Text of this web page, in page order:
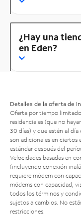
¿Hay una
en Eden?
Detalles de la oferta de
Oferta por tiempo
residenciales (que no
30 días) y que estén al
son adicionales en ciertos
estándar después del
Velocidades basadas en
(incluyendo conexión
requiere módem con
módems con capacidad,
todos los términos y
sujetos a cambios. No
restricciones.